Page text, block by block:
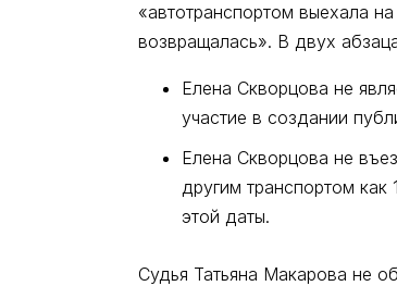
«автотранспортом выехала
возвращалась». В двух
Елена Скворцова не
участие в создании
Елена Скворцова не
другим транспортом
этой даты.
Судья Татьяна Макарова не